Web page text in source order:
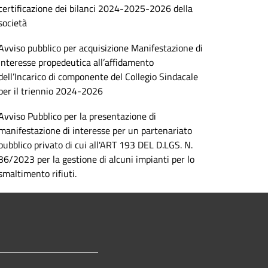
dei bilanci 2024-2025-2026 della
pubblico per acquisizione Manifestazione di
propedeutica all’affidamento
di componente del Collegio Sindacale
il triennio 2024-2026
Pubblico per la presentazione di
di interesse per un partenariato
privato di cui all'ART 193 DEL D.LGS. N.
2023 per la gestione di alcuni impianti per lo
rifiuti.